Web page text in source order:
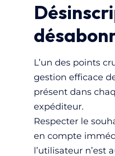
L’un des points
gestion efficace
présent dans
expéditeur.
Respecter le
en compte
l’utilisateur n’est